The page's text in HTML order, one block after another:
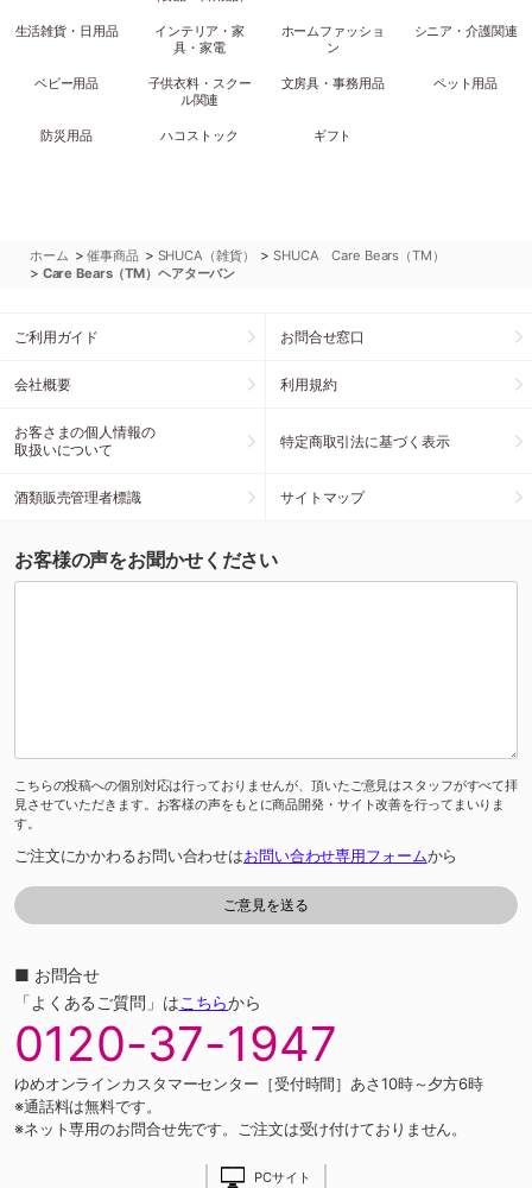
生活雑貨・日用品
インテリア・家
具・家電
ホームファッショ
ン
シニア・介護関連
ベビー用品
子供衣料・スクー
ル関連
文房具・事務用品 ペット用品
防災用品 ハコストック ギフト
ホーム >催事商品 > SHUCA（雑貨） >SHUCA Care Bears（TM）
> Care Bears（TM）ヘアターバン
ご利用ガイド お問合せ窓口
会社概要 利用規約
お客さまの個人情報の
取扱いについて
特定商取引法に基づく表示
酒類販売管理者標識 サイトマップ
お客様の声をお聞かせください
こちらの投稿への個別対応は行っておりませんが、頂いたご意見はスタッフがすべて拝
見させていただきます。お客様の声をもとに商品開発・サイト改善を行ってまいりま
す。
ご注文にかかわるお問い合わせはお問い合わせ専用フォームから
■ お問合せ
「よくあるご質問」はこちらから
0120-37-1947
ゆめオンラインカスタマーセンター［受付時間］あさ10時～夕方6時
※通話料は無料です。
※ネット専用のお問合せ先です。ご注文は受け付けておりません。
PCサイト